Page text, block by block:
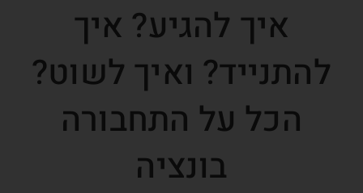
איך להגיע? איך
להתנייד? ואיך לשוט?
הכל על התחבורה
בונציה